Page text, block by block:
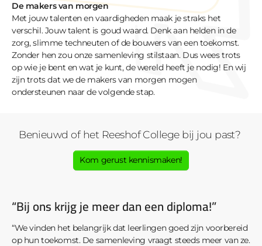
De makers van morgen
Met jouw talenten en vaardigheden maak je straks het
verschil. Jouw talent is goud waard. Denk aan helden in de
zorg, slimme techneuten of de bouwers van een toekomst.
Zonder hen zou onze samenleving stilstaan. Dus wees trots
op wie je bent en wat je kunt, de wereld heeft je nodig! En wij
zijn trots dat we de makers van morgen mogen
ondersteunen naar de volgende stap.
Benieuwd of het Reeshof College bij jou past?
Kom gerust kennismaken!
“Bij ons krijg je meer dan een diploma!”
“We vinden het belangrijk dat leerlingen goed zijn voorbereid
op hun toekomst. De samenleving vraagt steeds meer van ze.